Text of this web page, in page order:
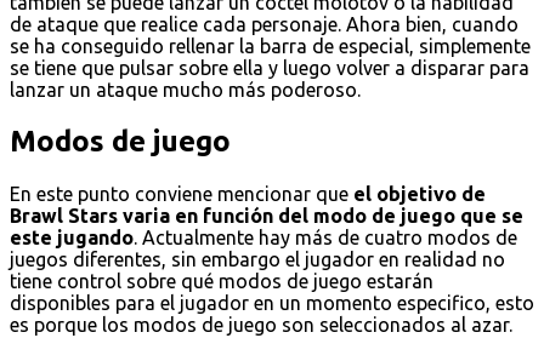
de ataque que realice cada personaje. Ahora bien, cuando
se ha conseguido rellenar la barra de especial, simplemente
se tiene que pulsar sobre ella y luego volver a disparar para
lanzar un ataque mucho más poderoso.
Modos de juego
En este punto conviene mencionar que el objetivo de
Brawl Stars varia en función del modo de juego que se
este jugando. Actualmente hay más de cuatro modos de
juegos diferentes, sin embargo el jugador en realidad no
tiene control sobre qué modos de juego estarán
disponibles para el jugador en un momento especifico, esto
es porque los modos de juego son seleccionados al azar.